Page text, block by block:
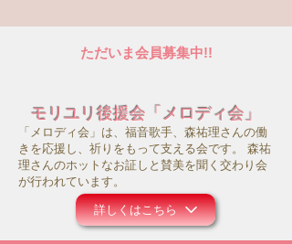
ただいま会員募集中!!
モリユリ後援会「メロディ会」
「メロディ会」は、福音歌手、森祐理さんの働
きを応援し、祈りをもって支える会です。 森祐
理さんのホットなお証しと賛美を聞く交わり会
が行われています。
詳しくはこちら